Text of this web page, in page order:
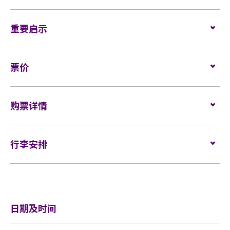
场馆鼓励观众尽量避免携带手提袋/背包入场。没有手
适用）。
如需再次进场，请向保安人员出示入场证明和当天演
唱会门票正本，以兹识别。观众必须同时持有所提及
换该权利。
重要启示
场馆前，须接受手提包/背包检查。37 X 25 X 11.5 厘
内。不准攜帶長傘進入演唱會。如有上述限制物品，
持有从官方票务销售点所购买的活动门票方可进入表
演场内。门票如有任何损毁、污损、经过涂改、残缺
不全或复印，一概将不受理。
票价
购票详情
网址：​https://kktix.com
行李安排
日期及时间